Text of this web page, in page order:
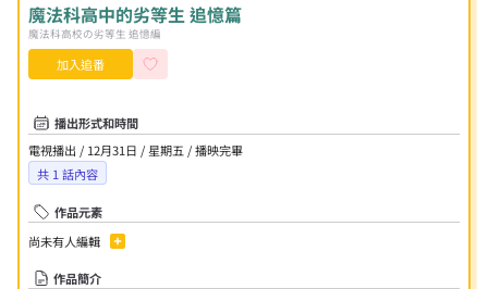
魔法科高中的劣等生 追憶篇
魔法科高校の劣等生 追憶編
加入追番
播出形式和時間
電視播出 / 12月31日 / 星期五 / 播映完畢
共 1話內容
作品元素
尚未有人編輯
作品簡介